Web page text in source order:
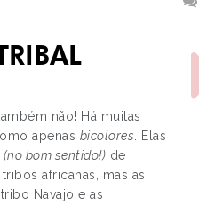
não! Há muitas
apenas bicolores . Elas
(no bom sentido!) de
africanas, mas as
Navajo e as
PRÓXIMO POST
FASHION RIO: A PALETA DE
CORES DO VERÃO